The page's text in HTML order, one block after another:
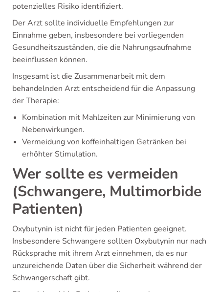
potenzielles Risiko identifiziert.
Der Arzt sollte individuelle Empfehlungen zur
Einnahme geben, insbesondere bei vorliegenden
Gesundheitszuständen, die die Nahrungsaufnahme
beeinflussen können.
Insgesamt ist die Zusammenarbeit mit dem
behandelnden Arzt entscheidend für die Anpassung
der Therapie:
Kombination mit Mahlzeiten zur Minimierung von
Nebenwirkungen.
Vermeidung von koffeinhaltigen Getränken bei
erhöhter Stimulation.
Wer sollte es vermeiden
(Schwangere, Multimorbide
Patienten)
Oxybutynin ist nicht für jeden Patienten geeignet.
Insbesondere Schwangere sollten Oxybutynin nur nach
Rücksprache mit ihrem Arzt einnehmen, da es nur
unzureichende Daten über die Sicherheit während der
Schwangerschaft gibt.